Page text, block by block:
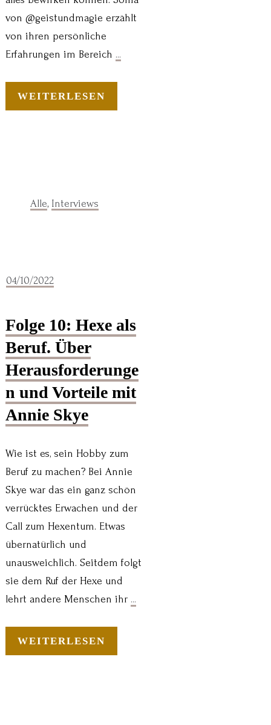
von @geistundmagie erzählt
von ihren persönliche
Erfahrungen im Bereich ...
WEITERLESEN
Alle, Interviews
04/10/2022
Folge 10: Hexe als
Beruf. Über
Herausforderunge
n und Vorteile mit
Annie Skye
Wie ist es, sein Hobby zum
Beruf zu machen? Bei Annie
Skye war das ein ganz schön
verrücktes Erwachen und der
Call zum Hexentum. Etwas
übernatürlich und
unausweichlich. Seitdem folgt
sie dem Ruf der Hexe und
lehrt andere Menschen ihr ...
WEITERLESEN